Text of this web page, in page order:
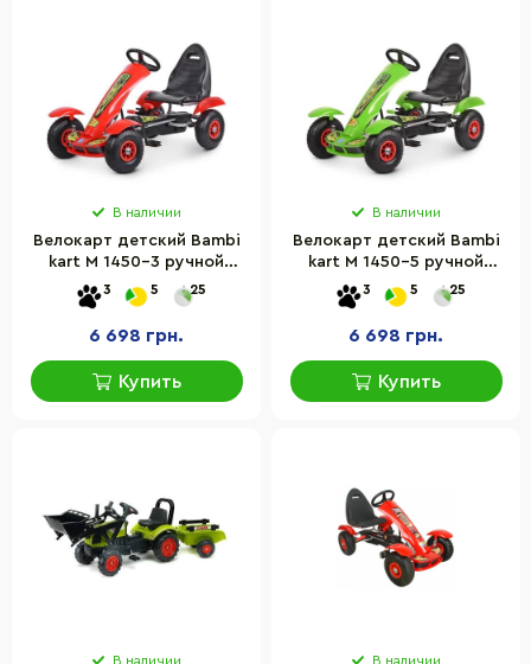
В наличии
Велокарт детский Bambi
kart M 1450-3 ручной
тормоз
3 5 25
6 698 грн.
Купить
В наличии
Велокарт детский Bambi
kart M 1450-5 ручной
тормоз
3 5 25
6 698 грн.
Купить
В наличии В наличии